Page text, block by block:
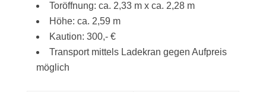
Toröffnung: ca. 2,33 m x ca. 2,28 m
Höhe: ca. 2,59 m
Kaution: 300,- €
Transport mittels Ladekran gegen Aufpreis
möglich